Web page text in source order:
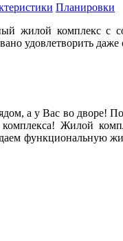
Планировки
жилой комплекс с
удовлетворить даже
а у Вас во дворе!
Жилой
функциональную